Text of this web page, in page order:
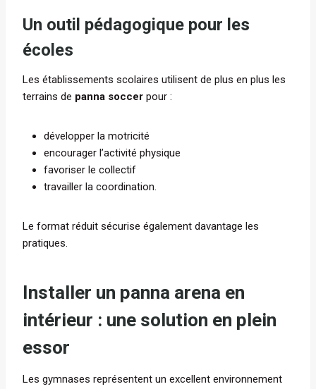
Un outil pédagogique pour les
écoles
Les établissements scolaires utilisent de plus en plus les
terrains de panna soccer pour :
développer la motricité
encourager l’activité physique
favoriser le collectif
travailler la coordination.
Le format réduit sécurise également davantage les
pratiques.
Installer un panna arena en
intérieur : une solution en plein
essor
Les gymnases représentent un excellent environnement